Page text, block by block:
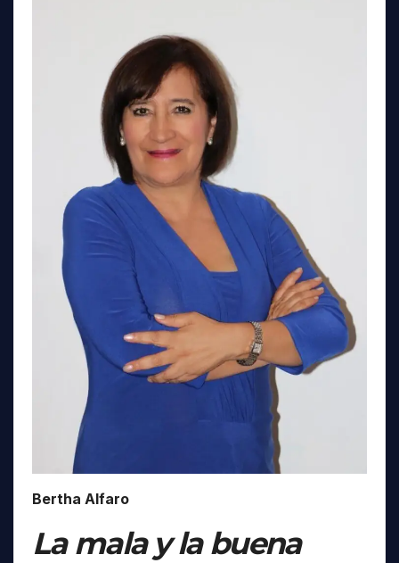
Bertha Alfaro
La mala y la buena